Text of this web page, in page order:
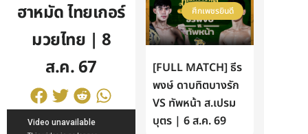
ฮาหมัด ไทยเกอร์
มวยไทย | 8
ส.ค. 67
ศึกเพชรยินดี
[FULL MATCH] ธีร
พงษ์ ดาบทิตบางรัก
VS ทัพหน้า ส.เปรม
บุตร | 6 ส.ค. 69